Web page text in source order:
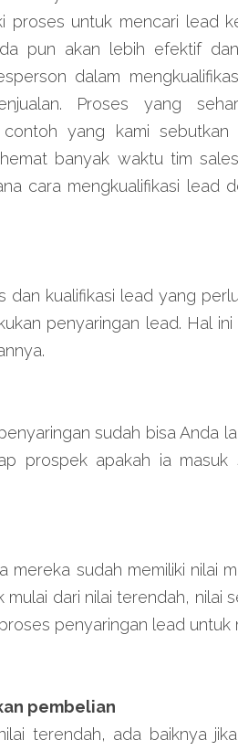
proses untuk mencari lead
pun akan lebih efektif
dalam
Proses yang
yang kami sebutkan
banyak waktu tim
cara mengkualifikasi lead
dan kualifikasi lead yang
penyaringan lead. Hal ini
sudah bisa Anda
prospek apakah ia masuk
mereka sudah memiliki nilai
dari nilai terendah, nilai
penyaringan lead untuk
pembelian
terendah, ada baiknya